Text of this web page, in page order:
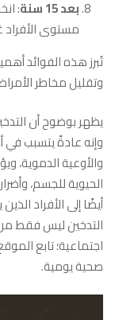
بعد 15 سنة
:
مستوى الأفراد
تُبرز هذه الفوائد
وتقليل مخاطر
يظهر بوضوح أن
وإنه عادةً يتسبب
والأوعية الدموية،
الحيوية للجسم،
أيضًا إلى الأفراد
التدخين ليس فقط
اجتماعية؛ تابع
صحية يومية.